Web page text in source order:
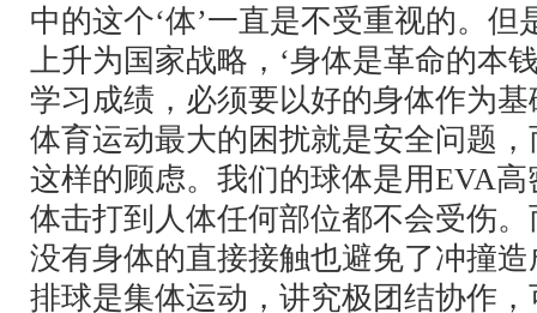
中的这个‘体’一直是不受重视的。但
上升为国家战略，‘身体是革命的本
学习成绩，必须要以好的身体作为
体育运动最大的困扰就是安全问题
这样的顾虑。我们的球体是用EVA
体击打到人体任何部位都不会受伤
没有身体的直接接触也避免了冲撞
排球是集体运动，讲究极团结协作